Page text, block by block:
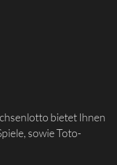
bietet Ihnen
sowie Toto-